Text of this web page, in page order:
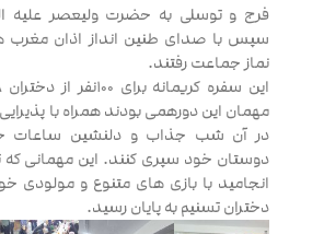
فرج و توسلی به حضرت ولیعصر علیه
سپس با صدای طنین انداز اذان مغرب
نماز جماعت رفتند.
مهمان این دورهمی بودند همراه با
در آن شب جذاب و دلنشین ساعات
انجامید با بازی های متنوع و مولودی
دختران تسنیم به پایان رسید.